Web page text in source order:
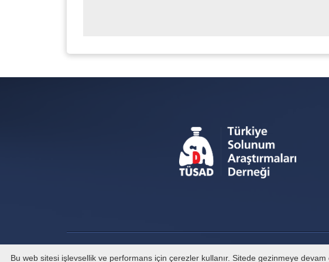
Bu web sitesi işlevsellik ve performans için çerezler kullanır. Sitede gezinmeye